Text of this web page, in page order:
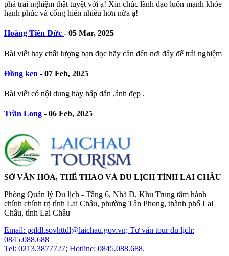
phá trải nghiệm thật tuyệt vời ạ! Xin chúc lãnh đạo luôn mạnh khỏe
hạnh phúc và cống hiến nhiều hơn nữa ạ!
Hoàng Tiến Đức - 05 Mar, 2025
Bài viết hay chất lượng bạn đọc hãy cần đến nơi đây để trải nghiệm
Đồng ken - 07 Feb, 2025
Bài viết có nội dung hay hấp dẫn ,ảnh đẹp .
Trần Long - 06 Feb, 2025
SỞ VĂN HÓA, THỂ THAO VÀ DU LỊCH TỈNH LAI CHÂU
Phòng Quản lý Du lịch - Tầng 6, Nhà D, Khu Trung tâm hành
chính chính trị tỉnh Lai Châu, phường Tân Phong, thành phố Lai
Châu, tỉnh Lai Châu
Email: pqldl.sovhttdl@laichau.gov.vn; Tư vấn tour du lịch:
0845.088.688
Tel: 0213.3877727; Hotline: 0845.088.688.